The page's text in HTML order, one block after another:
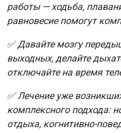
работы — ходьба,
равновесие помогут
✅ Давайте мозгу
выходных, делайте
отключайте на время
✅ Лечение уже
комплексного подхода:
отдыха, когнитивно-